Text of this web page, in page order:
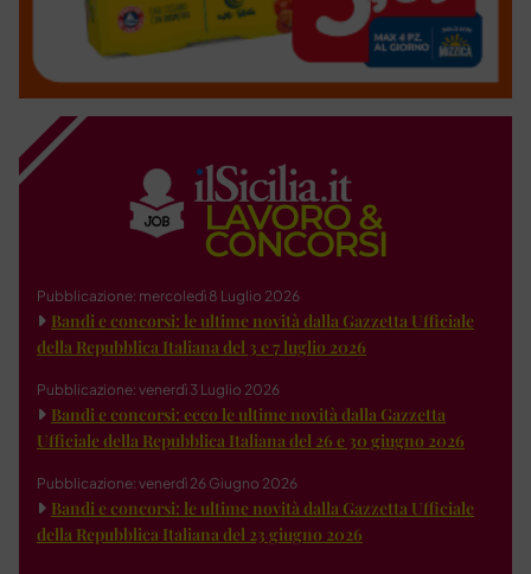
Pubblicazione: mercoledì 8 Luglio 2026
Bandi e concorsi: le ultime novità dalla Gazzetta Ufficiale
della Repubblica Italiana del 3 e 7 luglio 2026
Pubblicazione: venerdì 3 Luglio 2026
Bandi e concorsi: ecco le ultime novità dalla Gazzetta
Ufficiale della Repubblica Italiana del 26 e 30 giugno 2026
Pubblicazione: venerdì 26 Giugno 2026
Bandi e concorsi: le ultime novità dalla Gazzetta Ufficiale
della Repubblica Italiana del 23 giugno 2026